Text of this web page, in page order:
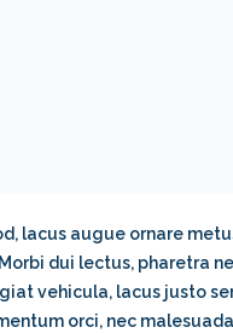
lacus augue ornare
dui lectus, pharetra
vehicula, lacus justo
orci, nec